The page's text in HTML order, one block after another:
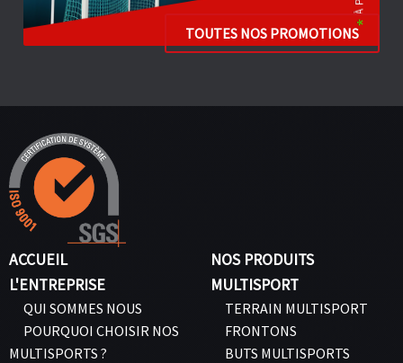
TOUTES NOS PROMOTIONS
ACCUEIL
L'ENTREPRISE
QUI SOMMES NOUS
POURQUOI CHOISIR NOS
MULTISPORTS ?
NOS PRODUITS
MULTISPORT
TERRAIN MULTISPORT
FRONTONS
BUTS MULTISPORTS